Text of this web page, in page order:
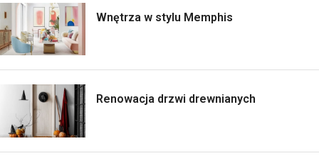
Wnętrza w stylu Memphis
Renowacja drzwi drewnianych